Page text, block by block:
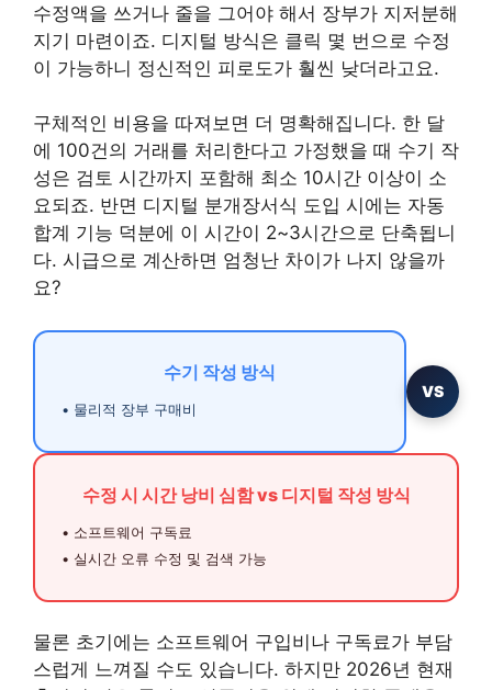
수정액을 쓰거나 줄을 그어야 해서 장부가 지저분해
지기 마련이죠. 디지털 방식은 클릭 몇 번으로 수정
이 가능하니 정신적인 피로도가 훨씬 낮더라고요.
구체적인 비용을 따져보면 더 명확해집니다. 한 달
에 100건의 거래를 처리한다고 가정했을 때 수기 작
성은 검토 시간까지 포함해 최소 10시간 이상이 소
요되죠. 반면 디지털 분개장서식 도입 시에는 자동
합계 기능 덕분에 이 시간이 2~3시간으로 단축됩니
다. 시급으로 계산하면 엄청난 차이가 나지 않을까
요?
수기 작성 방식
• 물리적 장부 구매비
VS
수정 시 시간 낭비 심함 vs 디지털 작성 방식
• 소프트웨어 구독료
• 실시간 오류 수정 및 검색 가능
물론 초기에는 소프트웨어 구입비나 구독료가 부담
스럽게 느껴질 수도 있습니다. 하지만 2026년 현재